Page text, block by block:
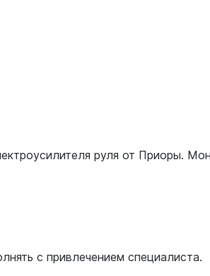
руля от Приоры.
с привлечением специалиста.